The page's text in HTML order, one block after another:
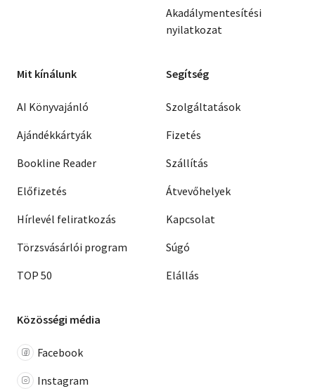
Akadálymentesítési
nyilatkozat
Mit kínálunk
AI Könyvajánló
Ajándékkártyák
Bookline Reader
Előfizetés
Hírlevél feliratkozás
Törzsvásárlói program
TOP 50
Segítség
Szolgáltatások
Fizetés
Szállítás
Átvevőhelyek
Kapcsolat
Súgó
Elállás
Közösségi média
Facebook
Instagram